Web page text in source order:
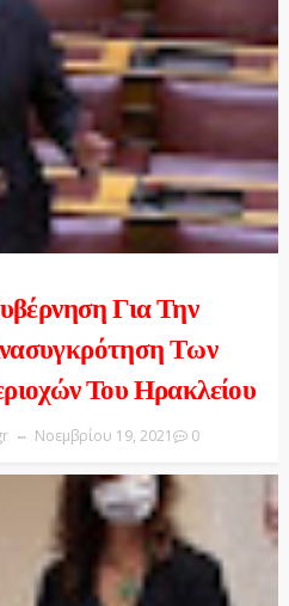
Για Την
Των
Του Ηρακλείου
Νοεμβρίου 19, 2021 0